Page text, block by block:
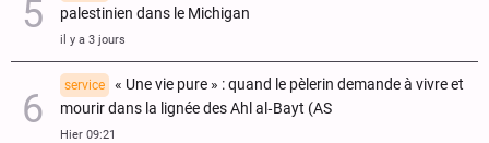
palestinien dans le Michigan
il y a 3 jours
service
« Une vie pure » : quand le pèlerin demande à vivre et
mourir dans la lignée des Ahl al‑Bayt (AS
Hier 09:21